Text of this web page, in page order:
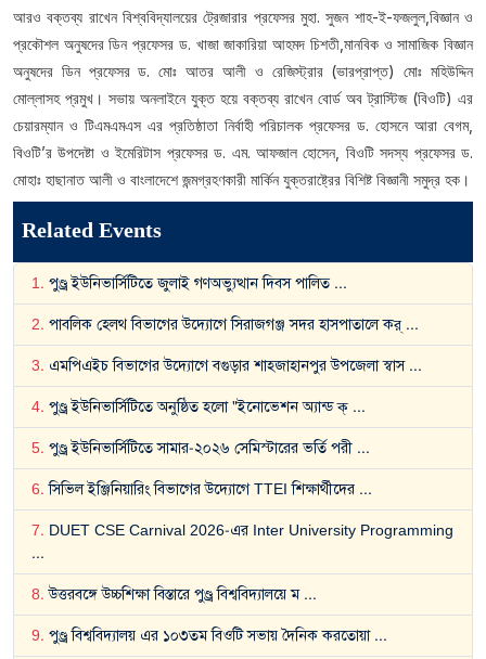
আরও বক্তব্য রাখেন বিশ্ববিদ্যালয়ের ট্রেজারার প্রফেসর মুহা. সুজন শাহ-ই-ফজলুল,বিজ্ঞান ও
প্রকৌশল অনুষদের ডিন প্রফেসর ড. খাজা জাকারিয়া আহমদ চিশতী,মানবিক ও সামাজিক বিজ্ঞান
অনুষদের ডিন প্রফেসর ড. মোঃ আতর আলী ও রেজিস্ট্রার (ভারপ্রাপ্ত) মোঃ মহিউদ্দিন
মোল্লাসহ প্রমুখ। সভায় অনলাইনে যুক্ত হয়ে বক্তব্য রাখেন বোর্ড অব ট্রাস্টিজ (বিওটি) এর
চেয়ারম্যান ও টিএমএমএস এর প্রতিষ্ঠাতা নির্বাহী পরিচালক প্রফেসর ড. হোসনে আরা বেগম,
বিওটি’র উপদেষ্টা ও ইমেরিটাস প্রফেসর ড. এম. আফজাল হোসেন, বিওটি সদস্য প্রফেসর ড.
মোহাঃ হাছানাত আলী ও বাংলাদেশে জন্মগ্রহণকারী মার্কিন যুক্তরাষ্ট্রের বিশিষ্ট বিজ্ঞানী সমুদ্র হক।
Related Events
1. পুণ্ড্র ইউনিভার্সিটিতে জুলাই গণঅভ্যুত্থান দিবস পালিত...
2. পাবলিক হেলথ বিভাগের উদ্যোগে সিরাজগঞ্জ সদর হাসপাতালে কর্ ...
3. এমপিএইচ বিভাগের উদ্যোগে বগুড়ার শাহজাহানপুর উপজেলা স্বাস...
4. পুণ্ড্র ইউনিভার্সিটিতে অনুষ্ঠিত হলো "ইনোভেশন অ্যান্ড ক্ ...
5. পুণ্ড্র ইউনিভার্সিটিতে সামার-২০২৬ সেমিস্টারের ভর্তি পরী ...
6. সিভিল ইঞ্জিনিয়ারিং বিভাগের উদ্যোগে TTEI শিক্ষার্থীদের ...
7. DUET CSE Carnival 2026-এর Inter University Programming
...
8. উত্তরবঙ্গে উচ্চশিক্ষা বিস্তারে পুণ্ড্র বিশ্ববিদ্যালয়ে ম...
9. পুণ্ড্র বিশ্ববিদ্যালয় এর ১০৩তম বিওটি সভায় দৈনিক করতোয়া...